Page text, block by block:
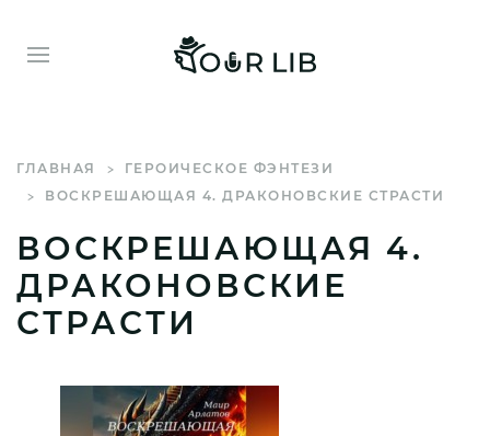
ГЛАВНАЯ
ГЕРОИЧЕСКОЕ ФЭНТЕЗИ
ВОСКРЕШАЮЩАЯ 4. ДРАКОНОВСКИЕ СТРАСТИ
ВОСКРЕШАЮЩАЯ 4.
ДРАКОНОВСКИЕ
СТРАСТИ